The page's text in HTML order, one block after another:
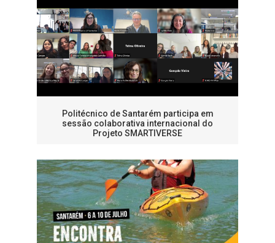
Politécnico de Santarém participa em
sessão colaborativa internacional do
Projeto SMARTIVERSE